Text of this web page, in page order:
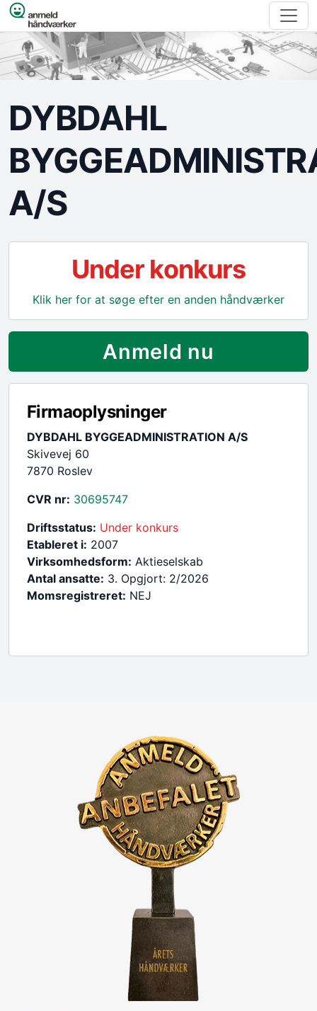
Spring til indhold
DYBDAHL
A/S
Under konkurs
Klik her for at søge efter en anden håndværker
Anmeld nu
Firmaoplysninger
DYBDAHL BYGGEADMINISTRATION A/S
Skivevej 60
7870 Roslev
CVR nr: 30695747
Driftsstatus: Under konkurs
Etableret i: 2007
Virksomhedsform: Aktieselskab
Antal ansatte: 3. Opgjort: 2/2026
Momsregistreret: NEJ